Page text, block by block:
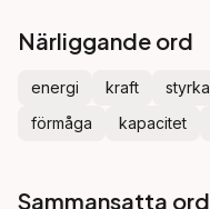
Närliggande ord
energi kraft styrka
förmåga
kapacitet
Sammansatta ord